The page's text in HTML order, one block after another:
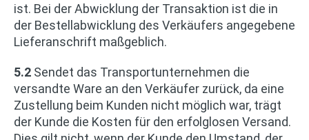
ist. Bei der Abwicklung der Transaktion ist die in
der Bestellabwicklung des Verkäufers angegebene
Lieferanschrift maßgeblich.
5.2 Sendet das Transportunternehmen die
versandte Ware an den Verkäufer zurück, da eine
Zustellung beim Kunden nicht möglich war, trägt
der Kunde die Kosten für den erfolglosen Versand.